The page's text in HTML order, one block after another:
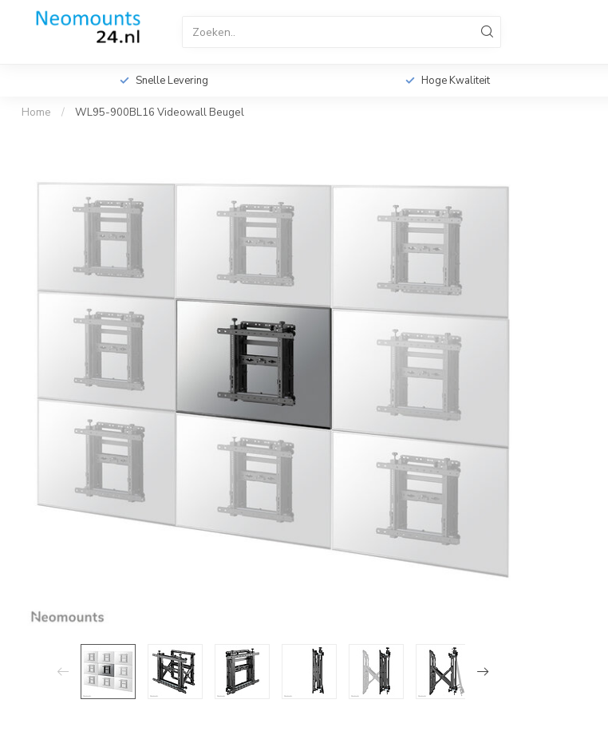
Home TV Beugels
Videowall TV Beugels
Snelle Levering Hoge Kwaliteit
Home / WL95-900BL16 Videowall Beugel